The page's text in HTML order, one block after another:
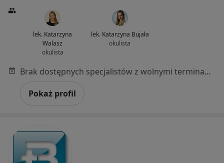
lek. Katarzyna
Walasz
okulista
lek. Katarzyna Bujała
okulista
Brak dostępnych specjalistów z wolnymi terminami w tym centrum medycznym.
Pokaż profil